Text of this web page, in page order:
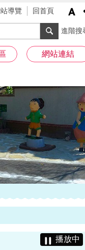
導覽 回首頁
進階搜
網站連結
播放中